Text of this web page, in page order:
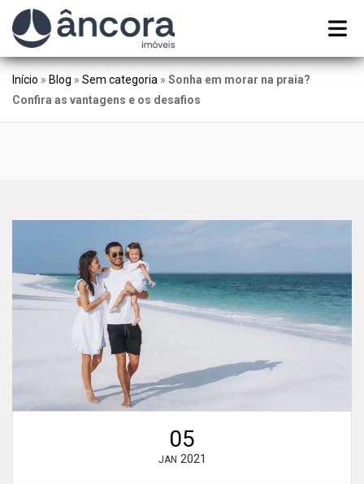
Início » Blog » Sem categoria » Sonha em morar na praia?
Confira as vantagens e os desafios
05
JAN 2021